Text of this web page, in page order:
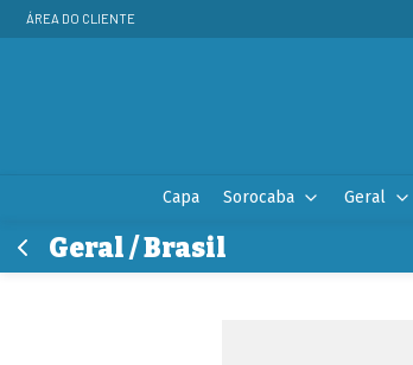
ÁREA DO CLIENTE
Capa Sorocaba Geral
Geral / Brasil